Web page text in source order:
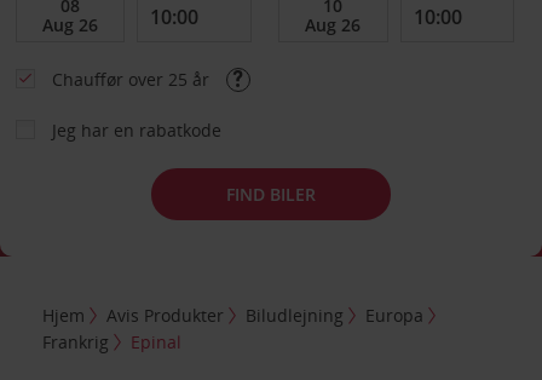
Chauffør over 25 år
Jeg har en rabatkode
FIND BILER
Hjem Avis Produkter Biludlejning
Europa
Frankrig
Epinal